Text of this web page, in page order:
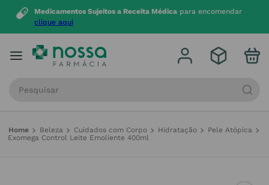
Medicamentos Sujeitos a Receita Médica para encomendar
clique aqui
Beleza Cuidados com Corpo Hidratação
Pele Atópica
Exomega Control Leite Emoliente 400ml